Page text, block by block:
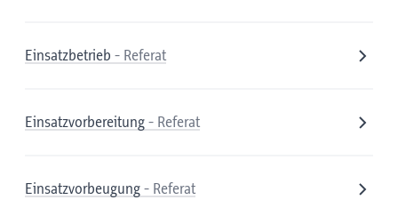
Einsatzbetrieb - Referat
Einsatzvorbereitung - Referat
Einsatzvorbeugung - Referat